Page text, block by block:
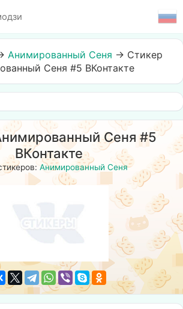
Анимированный Сеня → Стикер
Сеня #5 ВКонтакте
Сеня #5
ВКонтакте
Анимированный Сеня